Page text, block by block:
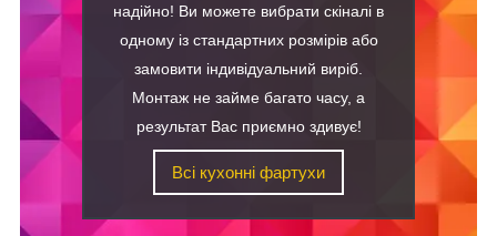
надійно! Ви можете вибрати скіналі в
одному із стандартних розмірів або
замовити індивідуальний виріб.
Монтаж не займе багато часу, а
результат Вас приємно здивує!
Всі кухонні фартухи